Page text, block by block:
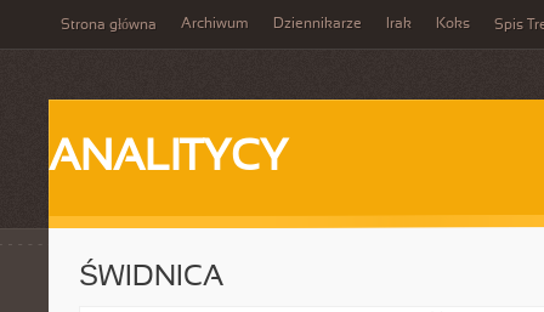
Strona główna Archiwum Dziennikarze Irak Koks Spis
ANALITYCY
ŚWIDNICA